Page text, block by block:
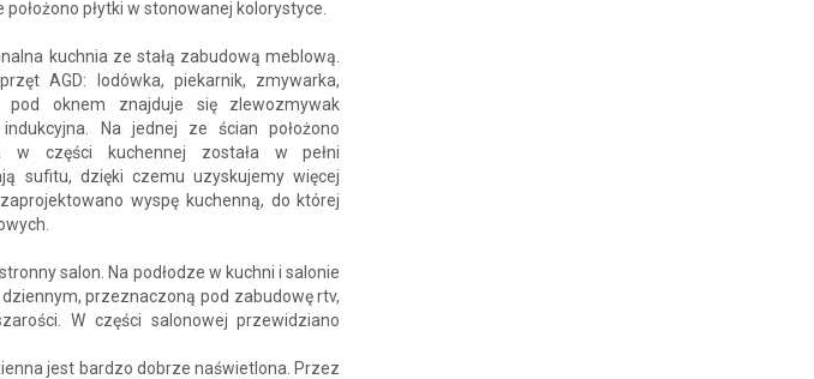
płytki w stonowanej kolorystyce.
kuchnia ze stałą zabudową meblową.
AGD: lodówka, piekarnik, zmywarka,
pod oknem znajduje się zlewozmywak
Na jednej ze ścian położono
w części kuchennej została w pełni
sufitu, dzięki czemu uzyskujemy więcej
wyspę kuchenną, do której
salon. Na podłodze w kuchni i salonie
przeznaczoną pod zabudowę rtv,
W części salonowej przewidziano
jest bardzo dobrze naświetlona. Przez